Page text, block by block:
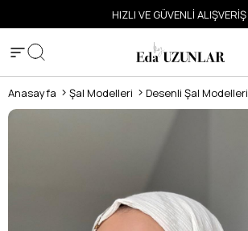
HIZLI VE GÜVENLİ ALIŞVERİŞ
Anasayfa Şal Modelleri Desenli Şal Modelleri